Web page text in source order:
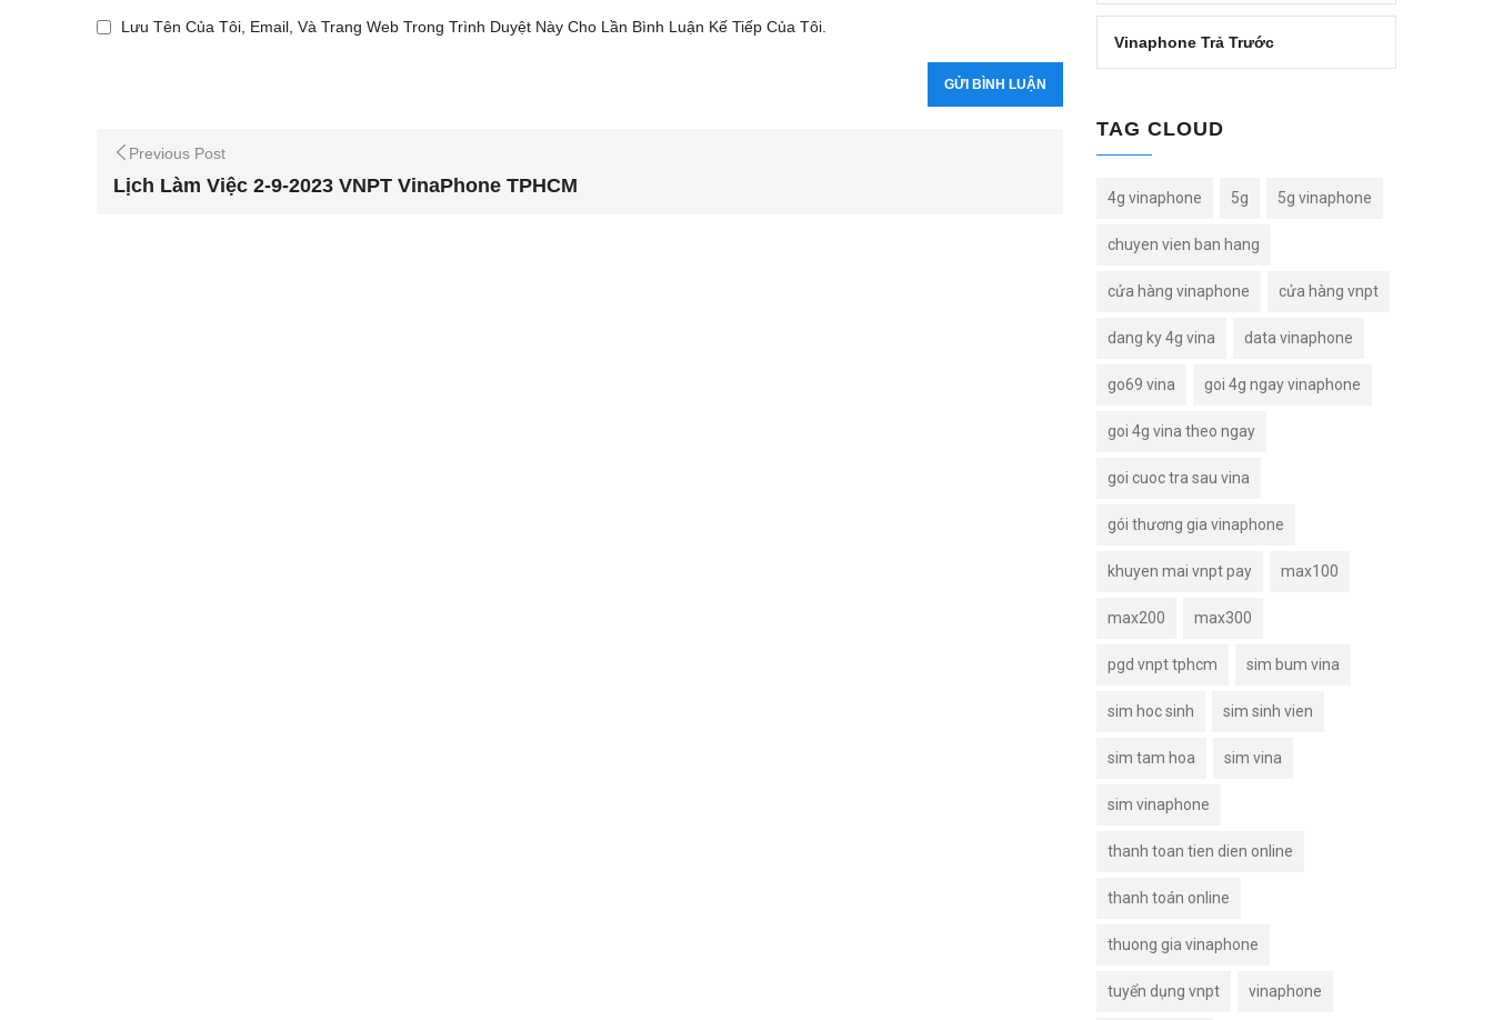
Lưu Tên Của Tôi, Email, Và Trang Web Trong Trình Duyệt Này Cho Lần Bình Luận Kế Tiếp Của Tôi.
Previous Post
Lịch Làm Việc 2-9-2023 VNPT VinaPhone TPHCM
Vinaphone Trả Trước
TAG CLOUD
4g vinaphone 5g 5g vinaphone
chuyen vien ban hang
cửa hàng vinaphone cửa hàng vnpt
dang ky 4g vina data vinaphone
go69 vina goi 4g ngay vinaphone
goi 4g vina theo ngay
goi cuoc tra sau vina
gói thương gia vinaphone
khuyen mai vnpt pay max100
max200 max300
pgd vnpt tphcm sim bum vina
sim hoc sinh sim sinh vien
sim tam hoa sim vina
sim vinaphone
thanh toan tien dien online
thanh toán online
thuong gia vinaphone
tuyển dụng vnpt vinaphone